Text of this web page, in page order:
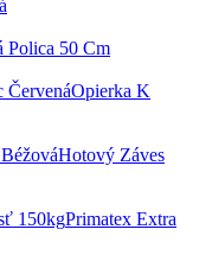
Polica 50 Cm
Opierka K
Hotový Záves
Primatex Extra